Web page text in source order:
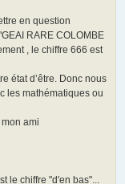
en question
RARE COLOMBE
, le chiffre 666 est
état d’être. Donc nous
les mathématiques ou
ami
le chiffre "d'en bas"...